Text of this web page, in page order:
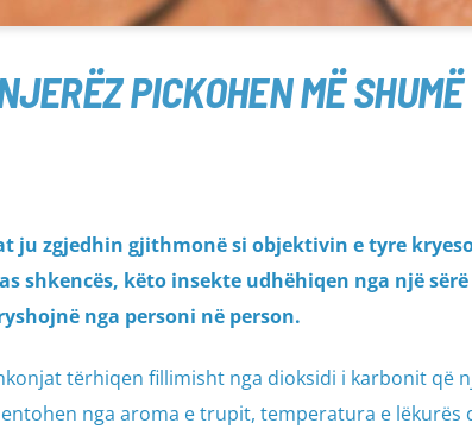
PICKOHEN MË
ju zgjedhin gjithmonë si objektivin e tyre
shkencës, këto insekte udhëhiqen nga një
nga personi në person.
tërhiqen fillimisht nga dioksidi i karbonit që
nga aroma e trupit, temperatura e lëkurës